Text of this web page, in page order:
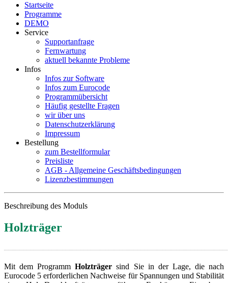
Startseite
Programme
DEMO
Service
Supportanfrage
Fernwartung
aktuell bekannte Probleme
Infos
Infos zur Software
Infos zum Eurocode
Programmübersicht
Häufig gestellte Fragen
wir über uns
Datenschutzerklärung
Impressum
Bestellung
zum Bestellformular
Preisliste
AGB - Allgemeine Geschäftsbedingungen
Lizenzbestimmungen
Beschreibung des Moduls
Holzträger
Mit dem ProgrammHolzträger sind Sie in der Lage, die nach
Eurocode 5 erforderlichen Nachweise für Spannungen und Stabilität